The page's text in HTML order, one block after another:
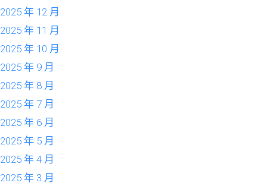
2025 年 12 月
2025 年 11 月
2025 年 10 月
2025 年 9 月
2025 年 8 月
2025 年 7 月
2025 年 6 月
2025 年 5 月
2025 年 4 月
2025 年 3 月